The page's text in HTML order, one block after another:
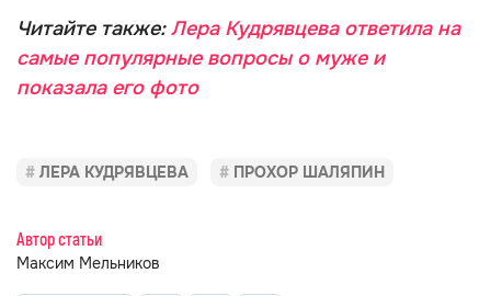
Читайте также:Лера Кудрявцева ответила на
самые популярные вопросы о муже и
показала его фото
ЛЕРА КУДРЯВЦЕВА ПРОХОР ШАЛЯПИН
Автор статьи
Максим Мельников